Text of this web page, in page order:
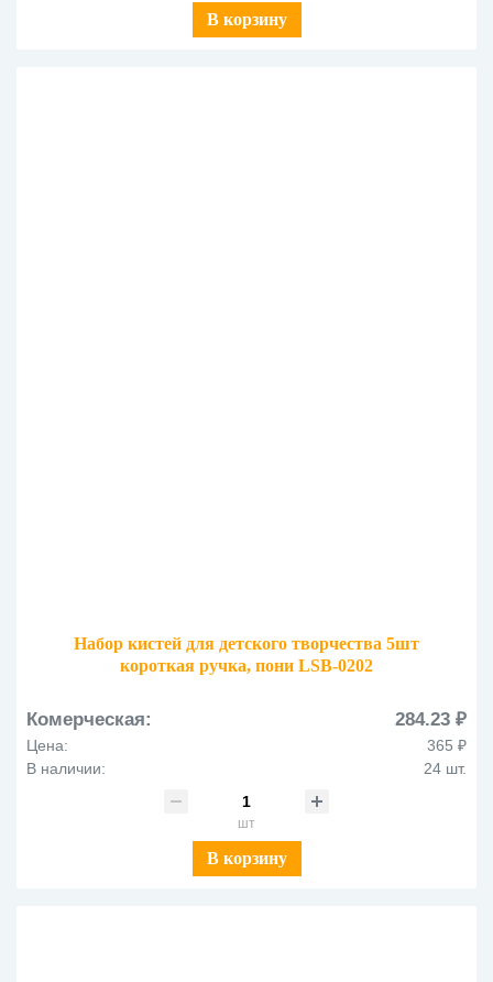
В корзину
Набор кистей для детского творчества 5шт
короткая ручка, пони LSB-0202
Комерческая: 284.23 ₽
Цена:
365 ₽
В наличии:
24 шт.
шт
В корзину